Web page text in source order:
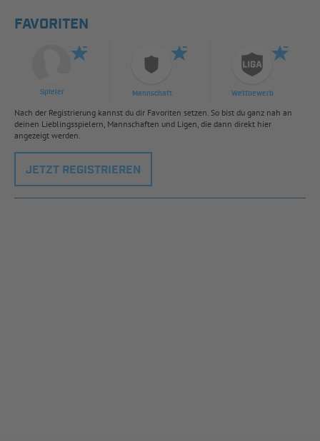
FAVORITEN
Spieler Mannschaft Wettbewerb
Nach der Registrierung kannst du dir Favoriten setzen. So bist du ganz nah an
deinen Lieblingsspielern, Mannschaften und Ligen, die dann direkt hier
angezeigt werden.
JETZT REGISTRIEREN